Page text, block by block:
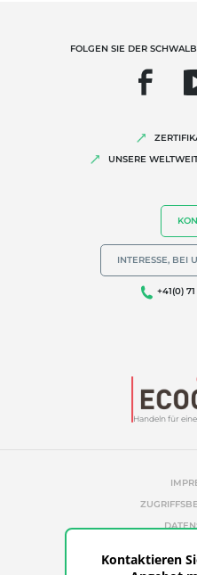
Nachhaltige Landwirtschaft
Qualität und
Biodiversität und
Umweltbezogene Angaben
Handeln für
FOLGEN SIE DER
UNSERE
INTERESSE, BEI
+41(0)
Kontaktieren